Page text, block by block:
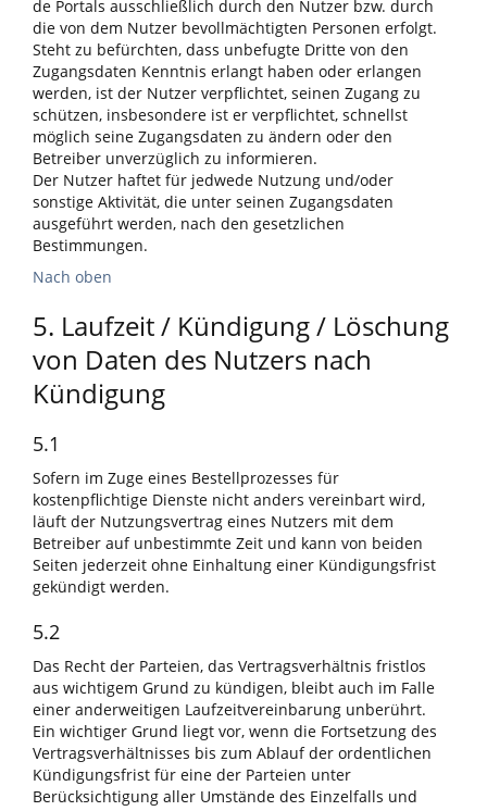
de Portals ausschließlich durch den Nutzer bzw. durch
die von dem Nutzer bevollmächtigten Personen erfolgt.
Steht zu befürchten, dass unbefugte Dritte von den
Zugangsdaten Kenntnis erlangt haben oder erlangen
werden, ist der Nutzer verpflichtet, seinen Zugang zu
schützen, insbesondere ist er verpflichtet, schnellst
möglich seine Zugangsdaten zu ändern oder den
Betreiber unverzüglich zu informieren.
Der Nutzer haftet für jedwede Nutzung und/oder
sonstige Aktivität, die unter seinen Zugangsdaten
ausgeführt werden, nach den gesetzlichen
Bestimmungen.
Nach oben
5. Laufzeit / Kündigung / Löschung
von Daten des Nutzers nach
Kündigung
5.1
Sofern im Zuge eines Bestellprozesses für
kostenpflichtige Dienste nicht anders vereinbart wird,
läuft der Nutzungsvertrag eines Nutzers mit dem
Betreiber auf unbestimmte Zeit und kann von beiden
Seiten jederzeit ohne Einhaltung einer Kündigungsfrist
gekündigt werden.
5.2
Das Recht der Parteien, das Vertragsverhältnis fristlos
aus wichtigem Grund zu kündigen, bleibt auch im Falle
einer anderweitigen Laufzeitvereinbarung unberührt.
Ein wichtiger Grund liegt vor, wenn die Fortsetzung des
Vertragsverhältnisses bis zum Ablauf der ordentlichen
Kündigungsfrist für eine der Parteien unter
Berücksichtigung aller Umstände des Einzelfalls und